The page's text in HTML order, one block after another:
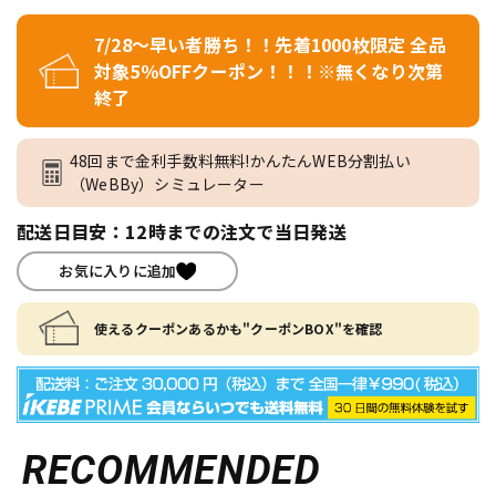
7/28～早い者勝ち！！先着1000枚限定 全品
対象5％OFFクーポン！！！※無くなり次第
終了
48回まで金利手数料無料!かんたんWEB分割払い
（WeBBy）シミュレーター
配送日目安：12時までの注文で当日発送
お気に入りに追加
使えるクーポンあるかも"クーポンBOX"を確認
RECOMMENDED